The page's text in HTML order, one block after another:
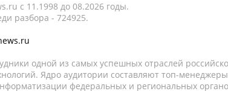
c 11.1998 до 08.2026 годы.
разбора - 724925.
одной из самых успешных отраслей
Ядро аудитории составляют топ-
федеральных и региональных